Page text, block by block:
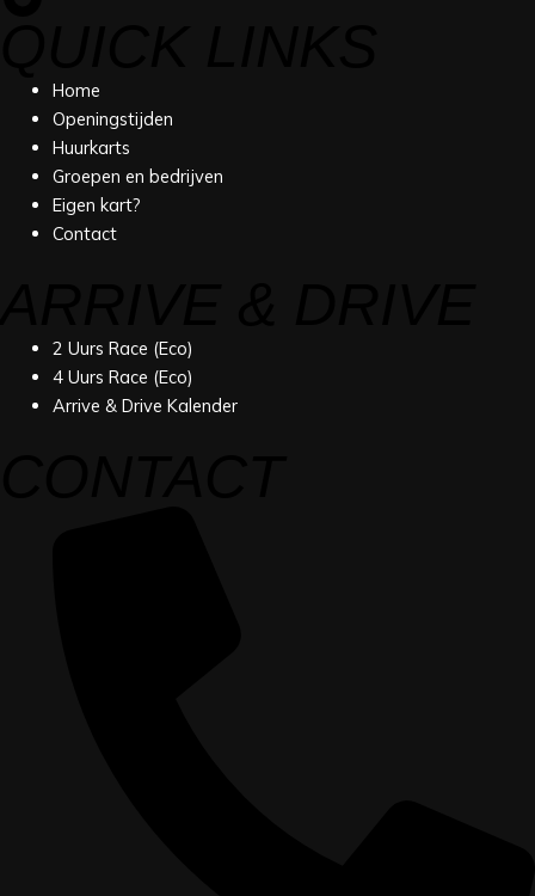
Home
Openingstijden
Huurkarts
Groepen en bedrijven
Eigen kart?
Contact
2 Uurs Race (Eco)
4 Uurs Race (Eco)
Arrive & Drive Kalender